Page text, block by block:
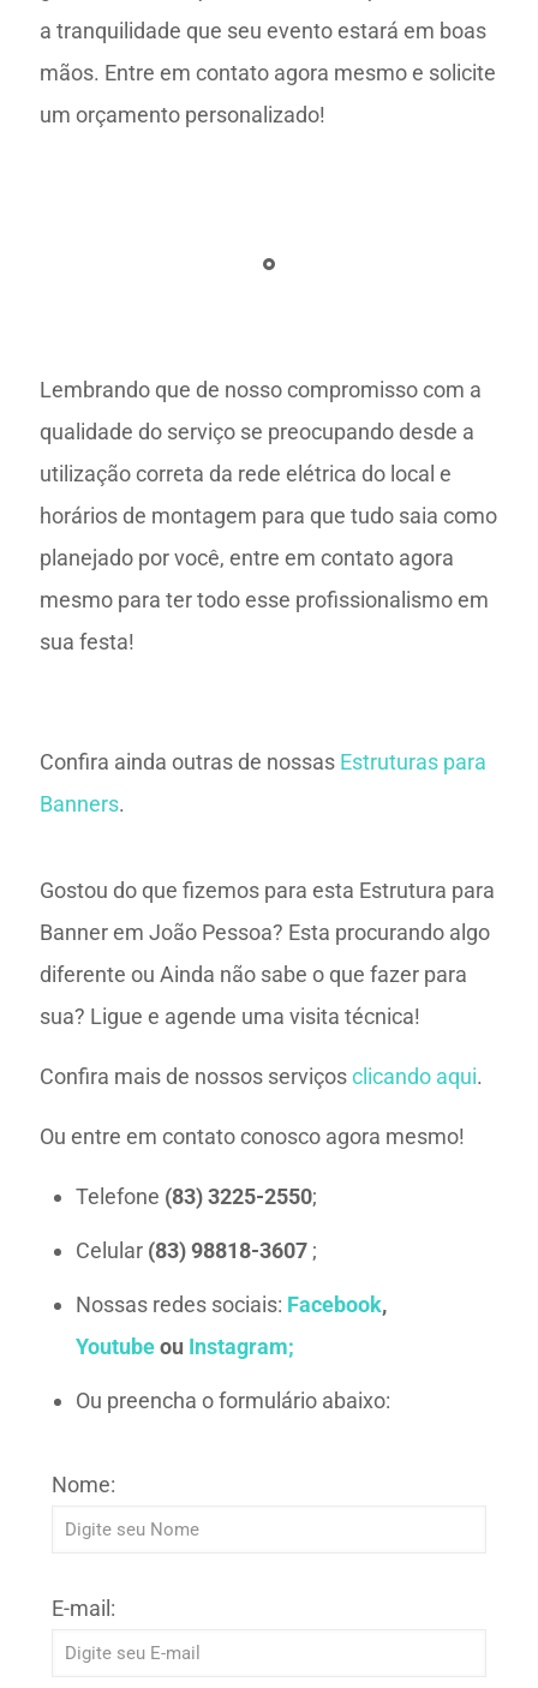
a tranquilidade que seu evento estará em boas
mãos. Entre em contato agora mesmo e solicite
um orçamento personalizado!
Lembrando que de nosso compromisso com a
qualidade do serviço se preocupando desde a
utilização correta da rede elétrica do local e
horários de montagem para que tudo saia como
planejado por você, entre em contato agora
mesmo para ter todo esse profissionalismo em
sua festa!
Confira ainda outras de nossas Estruturas para
Banners.
Gostou do que fizemos para esta Estrutura para
Banner em João Pessoa? Esta procurando algo
diferente ou Ainda não sabe o que fazer para
sua? Ligue e agende uma visita técnica!
Confira mais de nossos serviçosclicando aqui.
Ou entre em contato conosco agora mesmo!
Telefone (83) 3225-2550;
Celular (83) 98818-3607 ;
Nossas redes sociais: Facebook,
Youtubeou Instagram;
Ou preencha o formulário abaixo:
Nome:
E-mail: